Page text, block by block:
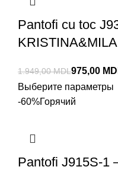
Pantofi cu toc
1.949,00MDL975,00
Выберите параметры
-60%Горячий
Pantofi J915S-1